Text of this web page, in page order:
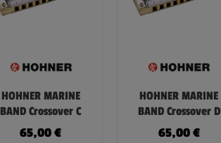
HOHNER MARINE
BAND Crossover C
65,00€
HOHNER MARINE
BAND Crossover D
65,00€